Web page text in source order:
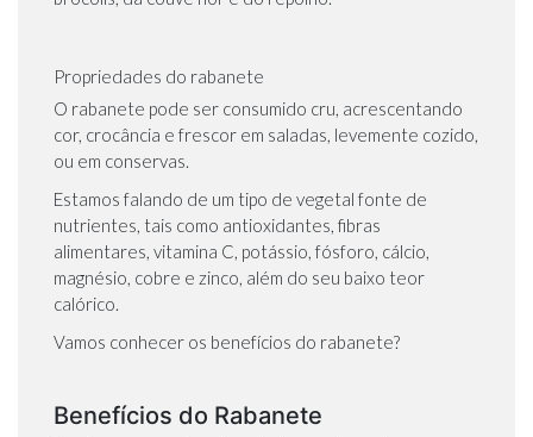
Propriedades do rabanete
O rabanete pode ser consumido cru, acrescentando
cor, crocância e frescor em saladas, levemente cozido,
ou em conservas.
Estamos falando de um tipo de vegetal fonte de
nutrientes, tais como antioxidantes, fibras
alimentares, vitamina C, potássio, fósforo, cálcio,
magnésio, cobre e zinco, além do seu baixo teor
calórico.
Vamos conhecer os benefícios do rabanete?
Benefícios do Rabanete